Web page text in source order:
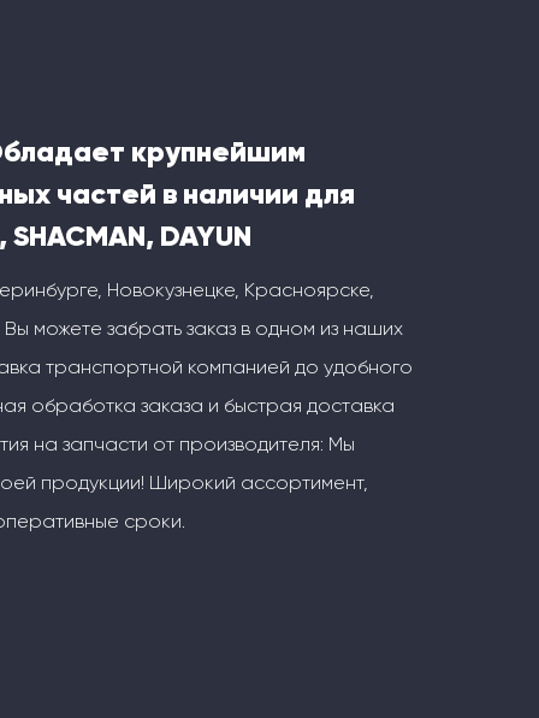
крупнейшим
частей в наличии для
DAYUN
Новокузнецке, Красноярске,
можете забрать заказ в одном из наших
транспортной компанией до удобного
обработка заказа и быстрая доставка
на запчасти от производителя: Мы
продукции! Широкий ассортимент,
сроки.